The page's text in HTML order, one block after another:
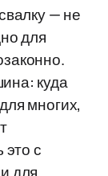
— не
для
куда
многих,
это с